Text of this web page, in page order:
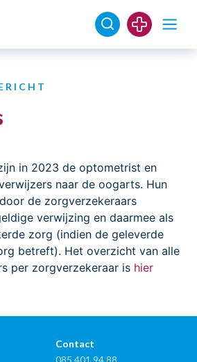
in 2023 de optometrist en
naar de oogarts. Hun
de zorgverzekeraars
verwijzing en daarmee als
zorg (indien de geleverde
betreft). Het overzicht van alle
per zorgverzekeraar is hier
Contact